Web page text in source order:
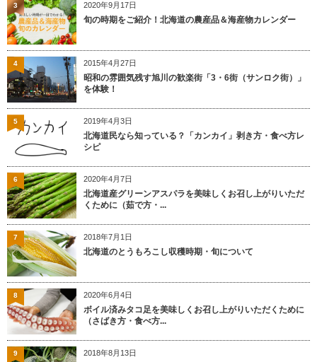
2020年9月17日
旬の時期をご紹介！北海道の農産品＆海産物カレンダー
3
2015年4月27日
昭和の雰囲気残す旭川の歓楽街「3・6街（サンロク街）」
を体験！
4
2019年4月3日
北海道民なら知っている？「カンカイ」剥き方・食べ方レ
シピ
5
2020年4月7日
北海道産グリーンアスパラを美味しくお召し上がりいただ
くために（茹で方・...
6
2018年7月1日
北海道のとうもろこし収穫時期・旬について
7
2020年6月4日
ボイル済みタコ足を美味しくお召し上がりいただくために
（さばき方・食べ方...
8
2018年8月13日
9